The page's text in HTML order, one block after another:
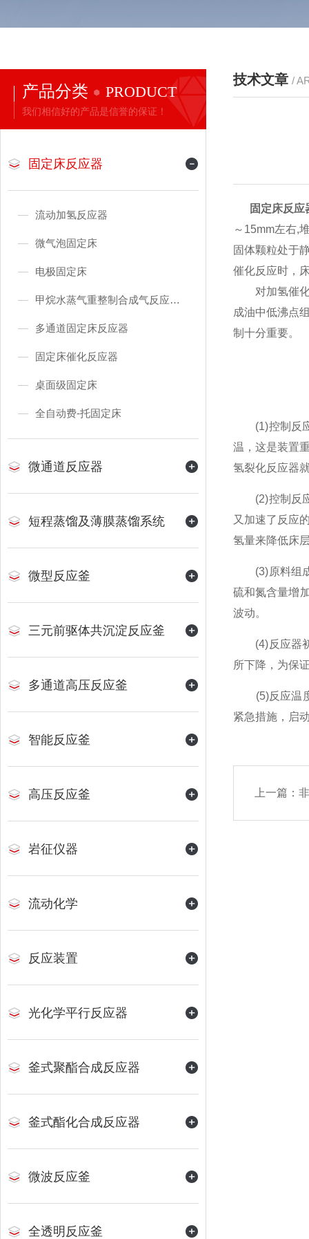
技术文章 /
固定床反应
～15mm左右,
固体颗粒处于
催化反应时，
对加氢催化
成油中低沸点
制十分重要。
(1)控制反应
温，这是装置
氢裂化反应器
(2)控制反应
又加速了反应
氢量来降低床
(3)原料组成
硫和氮含量增
波动。
(4)反应器初
所下降，为保
(5)反应温度
紧急措施，启
上一篇：
产品分类 PRODUCT
我们相信好的产品是信誉的保证！
固定床反应器
流动加氢反应器
微气泡固定床
电极固定床
甲烷水蒸气重整制合成气反应装置
多通道固定床反应器
固定床催化反应器
桌面级固定床
全自动费-托固定床
微通道反应器
短程蒸馏及薄膜蒸馏系统
微型反应釜
三元前驱体共沉淀反应釜
多通道高压反应釜
智能反应釜
高压反应釜
岩征仪器
流动化学
反应装置
光化学平行反应器
釜式聚酯合成反应器
釜式酯化合成反应器
微波反应釜
全透明反应釜